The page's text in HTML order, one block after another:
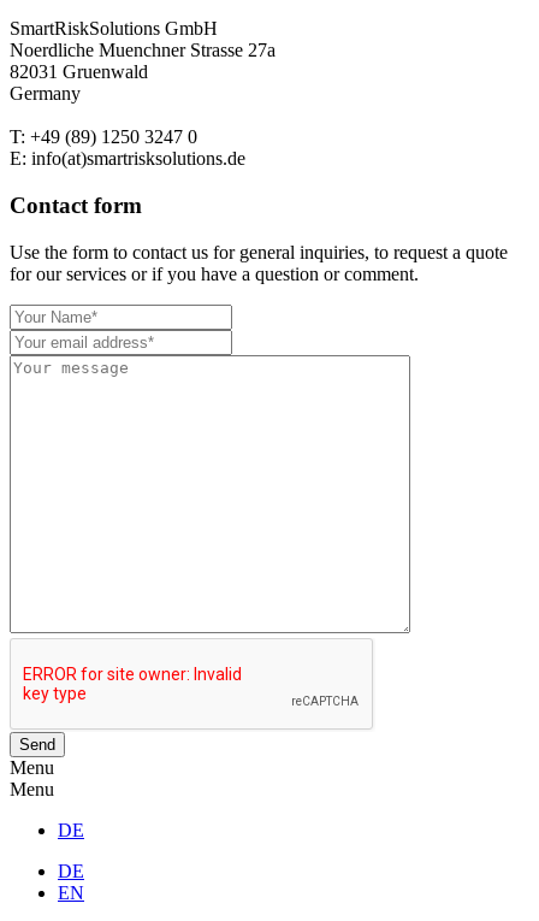
SmartRiskSolutions GmbH
Noerdliche Muenchner Strasse 27a
82031 Gruenwald
Germany
T: +49 (89) 1250 3247 0
E: info(at)smartrisksolutions.de
Contact form
Use the form to contact us for general inquiries, to request a quote
for our services or if you have a question or comment.
Send
Menu
Menu
DE
DE
EN